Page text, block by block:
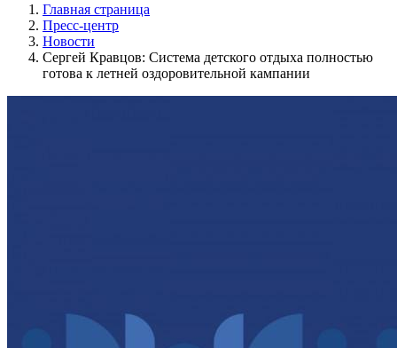
Главная страница
Пресс-центр
Новости
Сергей Кравцов: Система детского отдыха полностью
готова к летней оздоровительной кампании